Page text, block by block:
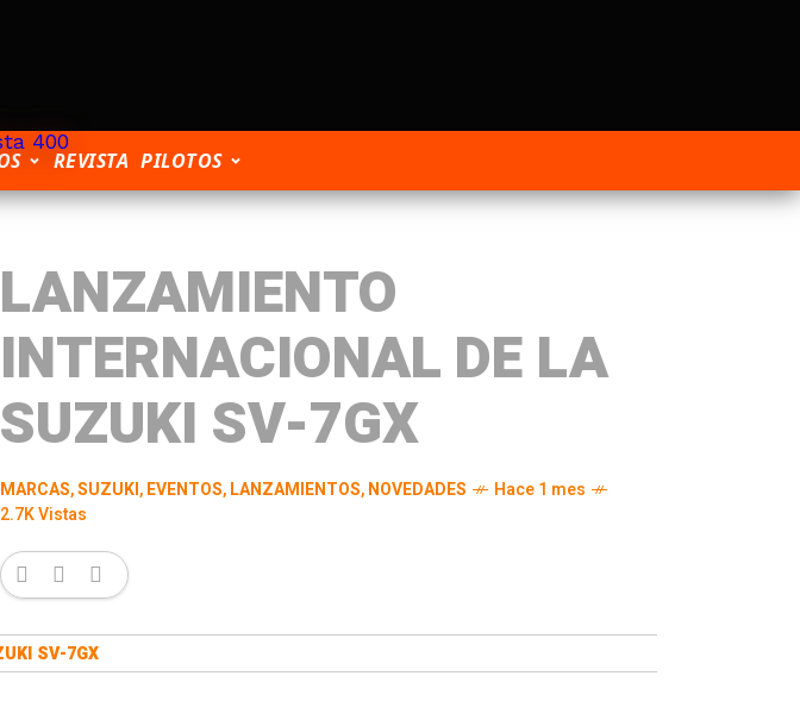
LANZAMIENTO
INTERNACIONAL DE LA
SUZUKI SV-7GX
MARCAS,SUZUKI,EVENTOS,LANZAMIENTOS,NOVEDADES
Hace 1 mes
2.7K Vistas
SV-7GX
REVISTA PILOTOS